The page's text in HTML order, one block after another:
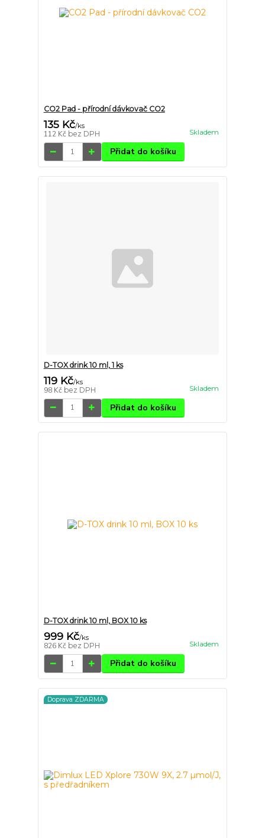
CO2 Pad - přírodní dávkovač CO2
135 Kč/ks
112 Kč bez DPH Skladem
Přidat do košíku
D-TOX drink 10 ml, 1 ks
119 Kč/ks
98 Kč bez DPH Skladem
Přidat do košíku
D-TOX drink 10 ml, BOX 10 ks
999 Kč/ks
826 Kč bez DPH Skladem
Přidat do košíku
Doprava ZDARMA